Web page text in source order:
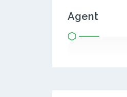
Agent